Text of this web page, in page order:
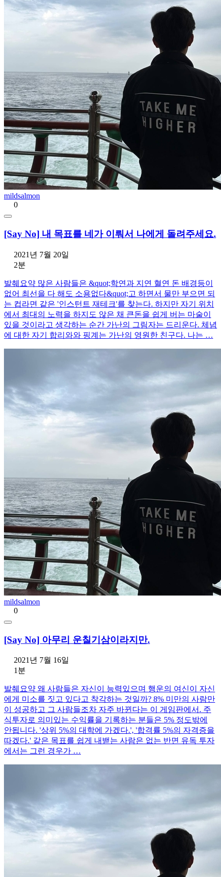
mildsalmon
0
[Say No] 내 목표를 네가 이뤄서 나에게 돌려주세요.
2021년 7월 20일
2분
발췌요약 많은 사람들은 &quot;학연과 지연 혈연 돈 배경등이
없어 최선을 다 해도 소용없다&quot;고 하면서 물만 부으면 되
는 컵라면 같은 '인스턴트 재테크'를 찾는다. 하지만 자기 위치
에서 최대의 노력을 하지도 않은 채 큰돈을 쉽게 버는 마술이
있을 것이라고 생각하는 순간 가난의 그림자는 드리운다. 체념
에 대한 자기 합리와와 핑계는 가난의 영원한 친구다. 나는 …
mildsalmon
0
[Say No] 아무리 운칠기삼이라지만.
2021년 7월 16일
1분
발췌요약 왜 사람들은 자신이 능력있으며 행운의 여신이 자신
에게 미소를 짓고 있다고 착각하는 것일까? 8% 미만의 사람만
이 성공하고 그 사람들조차 자주 바뀐다는 이 게임판에서. 주
식투자로 의미있는 수익률을 기록하는 분들은 5% 정도밖에
안됩니다. '상위 5%의 대학에 가겠다.', '합격률 5%의 자격증을
따겠다.' 같은 목표를 쉽게 내밷는 사람은 없는 반면 유독 투자
에서는 그런 경우가 …